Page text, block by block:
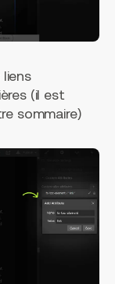
(il est
sommaire)